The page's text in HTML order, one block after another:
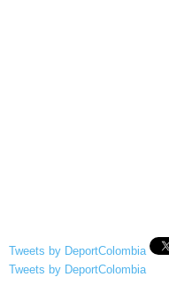
Tweets by DeportColombia
Tweets by DeportColombia